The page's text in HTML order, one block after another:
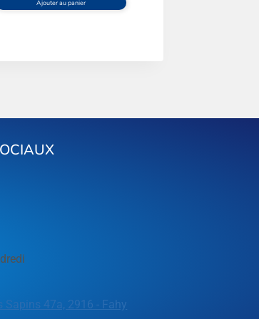
Ajouter au panier
Sapins 47a, 2916 - Fahy